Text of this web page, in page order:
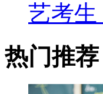
艺考生
热门推荐